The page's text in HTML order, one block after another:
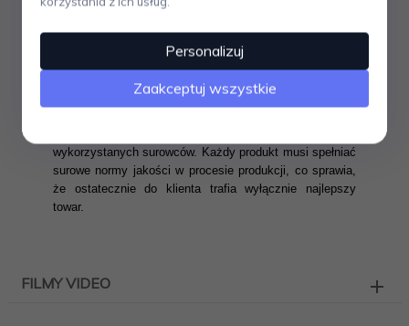
markowych produktów, które spełniają najwyższe
funkcjonalności. U podstaw sukcesu firmy leży
konsekwentna polityka dotycząca produktów. Wyróżniają
międzynarodowym rynku. WMFto marka będąca
wykorzystanych surowców. Każdy produkt musi spełniać
surowe normy jakości w procesie produkcji, co sprawia,
że ostatecznie do klienta trafia wyłącznie najlepszy
towar.
FILMY VIDEO
Personalizuj
Zaakceptuj wszystkie